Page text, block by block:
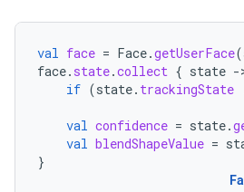
val face = Face.getUserFace(
face. state.collect { state -
if (state. trackingState
val confidence = state.
val blendShapeValue =
}